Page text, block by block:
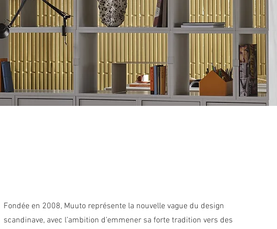
Fondée en 2008, Muuto représente la nouvelle vague du design
scandinave, avec l’ambition d’emmener sa forte tradition vers des